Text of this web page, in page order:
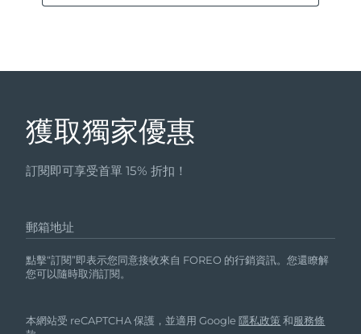
獲取獨家優惠
訂閱即可享受首單 15% 折扣！
郵箱地址
點擊“訂閱”即表示您同意接收來自 FOREO 的行銷資訊。您還瞭解
您可以隨時取消訂閱。
本網站受 reCAPTCHA 保護，並適用 Google隱私政策 和服務條